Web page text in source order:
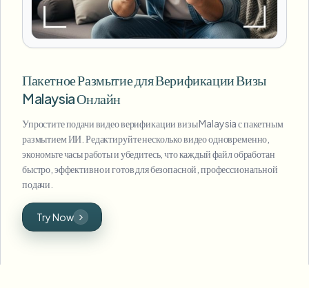
Пакетное Размытие для Верификации Визы
Malaysia Онлайн
Упростите подачи видео верификации визы Malaysia с пакетным
размытием ИИ. Редактируйте несколько видео одновременно,
экономьте часы работы и убедитесь, что каждый файл обработан
быстро, эффективно и готов для безопасной, профессиональной
подачи.
Try Now